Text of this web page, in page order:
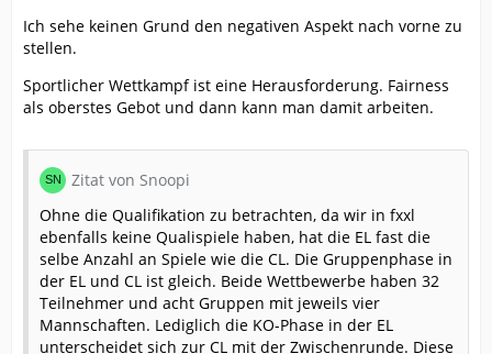
Ich sehe keinen Grund den negativen Aspekt nach vorne zu
stellen.
Sportlicher Wettkampf ist eine Herausforderung. Fairness
als oberstes Gebot und dann kann man damit arbeiten.
Zitat von Snoopi
Ohne die Qualifikation zu betrachten, da wir in fxxl
ebenfalls keine Qualispiele haben, hat die EL fast die
selbe Anzahl an Spiele wie die CL. Die Gruppenphase in
der EL und CL ist gleich. Beide Wettbewerbe haben 32
Teilnehmer und acht Gruppen mit jeweils vier
Mannschaften. Lediglich die KO-Phase in der EL
unterscheidet sich zur CL mit der Zwischenrunde. Diese